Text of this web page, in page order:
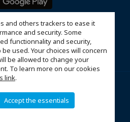
and others trackers to ease it
and security. Some
functionnality and security,
used. Your choices will concern
be allowed to change your
To learn more on our cookies
link.
Accept the essentials